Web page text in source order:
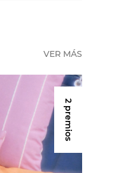
VER MÁS
2 premios